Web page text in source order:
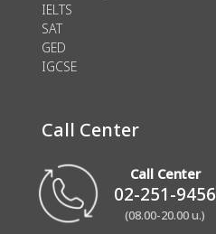
IELTS
SAT
GED
IGCSE
Call Center
Call Center
02-251-9456
(08.00-20.00 น.)